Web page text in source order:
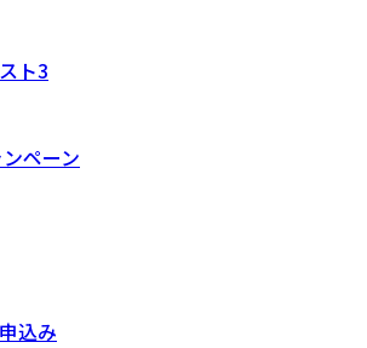
ト3
ペーン
込み